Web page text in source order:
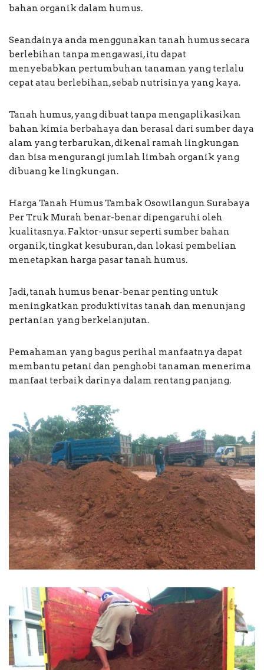
bahan organik dalam humus.
Seandainya anda menggunakan tanah humus secara
berlebihan tanpa mengawasi, itu dapat
menyebabkan pertumbuhan tanaman yang terlalu
cepat atau berlebihan, sebab nutrisinya yang kaya.
Tanah humus, yang dibuat tanpa mengaplikasikan
bahan kimia berbahaya dan berasal dari sumber daya
alam yang terbarukan, dikenal ramah lingkungan
dan bisa mengurangi jumlah limbah organik yang
dibuang ke lingkungan.
Harga Tanah Humus Tambak Osowilangun Surabaya
Per Truk Murah benar-benar dipengaruhi oleh
kualitasnya. Faktor-unsur seperti sumber bahan
organik, tingkat kesuburan, dan lokasi pembelian
menetapkan harga pasar tanah humus.
Jadi, tanah humus benar-benar penting untuk
meningkatkan produktivitas tanah dan menunjang
pertanian yang berkelanjutan.
Pemahaman yang bagus perihal manfaatnya dapat
membantu petani dan penghobi tanaman menerima
manfaat terbaik darinya dalam rentang panjang.